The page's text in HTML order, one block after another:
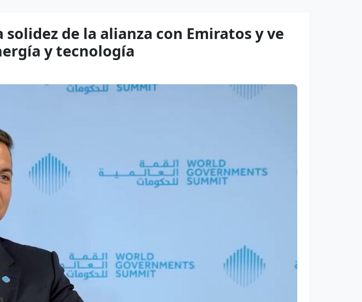
de la alianza con Emiratos y ve
y tecnología